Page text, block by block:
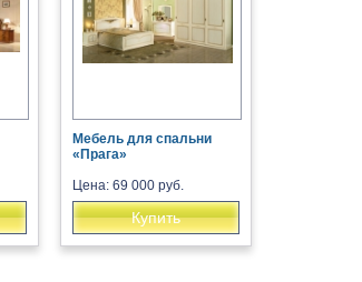
Мебель для спальни
«Прага»
Цена: 69 000 руб.
Купить